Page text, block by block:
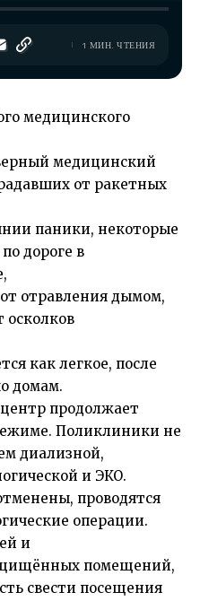
1 МИН. ЧТЕНИЯ
медицинского
медицинский
от ракетных
паники, некоторые
дороге в
отравления дымом,
осколков
как легкое, после
домам.
продолжает
Поликлиники не
диализной,
и ЭКО.
проводятся
операции.
и
помещений,
свести посещения